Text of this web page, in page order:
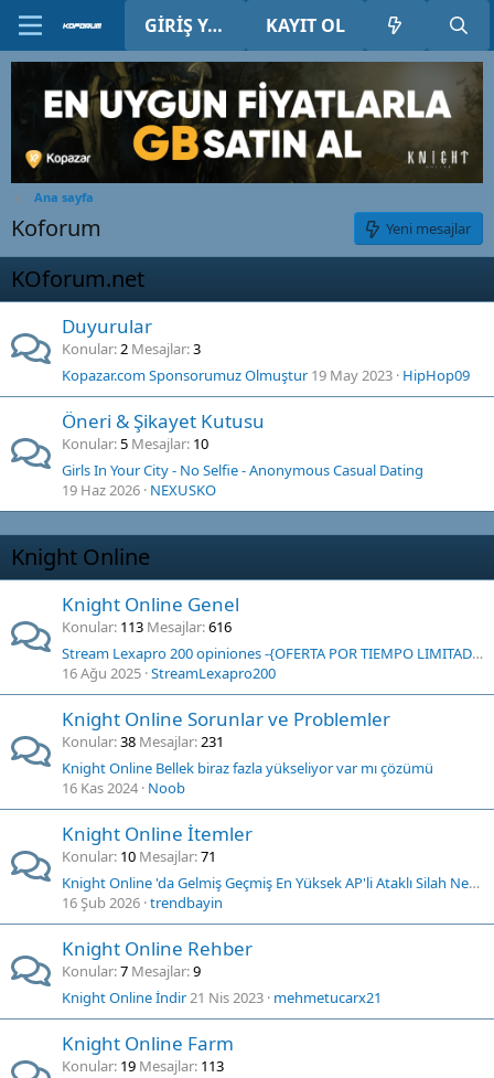
GIRIŞ YAP KAYIT OL
Ana sayfa
Koforum Yeni mesajlar
KOforum.net
Duyurular
Konular 2 Mesajlar 3
Kopazar.com Sponsorumuz Olmuştur 19 May 2023 HipHop09
Öneri & Şikayet Kutusu
Konular 5 Mesajlar 10
Girls In Your City - No Selfie - Anonymous Casual Dating
19 Haz 2026 NEXUSKO
Knight Online
Knight Online Genel
Konular 113 Mesajlar 616
Stream Lexapro 200 opiniones -{OFERTA POR TIEMPO LIMITADO} - Seguro, intuitivo y rentable: una inmersión profunda en Stream Lexapro 200 App !
16 Ağu 2025 StreamLexapro200
Knight Online Sorunlar ve Problemler
Konular 38 Mesajlar 231
Knight Online Bellek biraz fazla yükseliyor var mı çözümü
16 Kas 2024 Noob
Knight Online İtemler
Konular 10 Mesajlar 71
Knight Online 'da Gelmiş Geçmiş En Yüksek AP'li Ataklı Silah Nedir ?
16 Şub 2026 trendbayin
Knight Online Rehber
Konular 7 Mesajlar 9
Knight Online İndir21 Nis 2023 mehmetucarx21
Knight Online Farm
Konular 19 Mesajlar 113